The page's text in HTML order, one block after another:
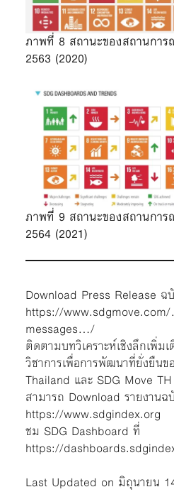
ภาพที่ 8 สถานะของสถานการ
2563 (2020)
ภาพที่ 9 สถานะของสถานการ
2564 (2021)
Download Press Release
https://
messages…/
ติดตามบทวิเคราะห์เชิงลึกเพิ่ม
วิชาการเพื่อการพัฒนาที่ยั่งยืนข
Thailand และ SDG Move TH
สามารถ Download รายงานฉ
https://www.sdgindex.org
ชม SDG Dashboard ที่
https://
Last Updated on มิถุนายน